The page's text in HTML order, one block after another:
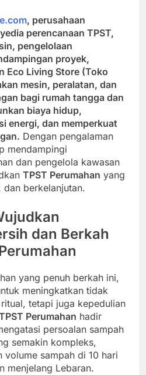
, perusahaan
perencanaan TPST,
pengelolaan
proyek,
Eco Living Store (Toko
mesin, peralatan, dan
bagi rumah tangga dan
biaya hidup,
energi, dan memperkuat
Dengan pengalaman
mendampingi
dan pengelola kawasan
TPST Perumahan yang
berkelanjutan.
dan Berkah
yang penuh berkah ini,
meningkatkan tidak
tetapi juga kepedulian
Perumahan hadir
persoalan sampah
semakin kompleks,
volume sampah di 10 hari
menjelang Lebaran.